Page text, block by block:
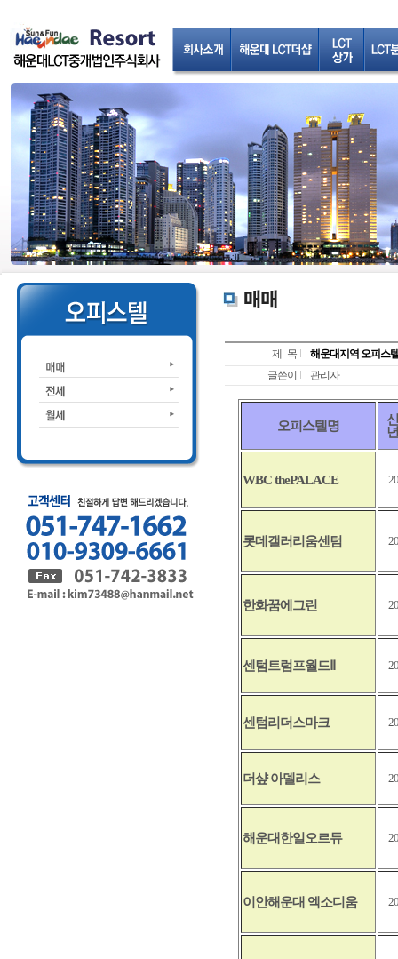
제 목
해운대지역 오피스
글쓴이
관리자
오피스텔명
WBC thePALACE
롯데갤러리움센텀
한화꿈에그린
센텀트럼프월드Ⅱ
센텀리더스마크
더샾 아델리스
해운대한일오르듀
이안해운대 엑소디움